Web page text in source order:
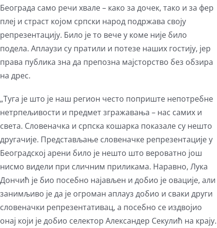
Београда само речи хвале – како за дочек, тако и за фер
плеј и страст којом српски народ подржава своју
репрезентацију. Било је то вече у коме није било
подела. Аплаузи су пратили и потезе наших гостију, јер
права публика зна да препозна мајсторство без обзира
на дрес.
„Туга је што је наш регион често поприште непотребне
нетрпељивости и предмет згражавања – нас самих и
света. Словеначка и српска кошарка показале су нешто
другачије. Представљање словеначке репрезентације у
Београдској арени било је нешто што вероватно још
нисмо видели при сличним приликама. Наравно, Лука
Дончић је био посебно најављен и добио је овације, али
занимљиво је да је огроман аплауз добио и сваки други
словеначки репрезентативац, а посебно се издвојио
онај који је добио селектор Александер Секулић на крају.